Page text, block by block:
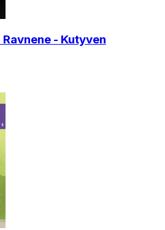
- Kutyven